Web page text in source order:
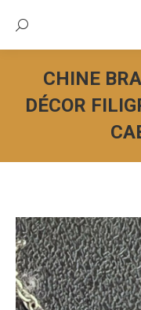
Recherche:
CHINE
DÉCOR